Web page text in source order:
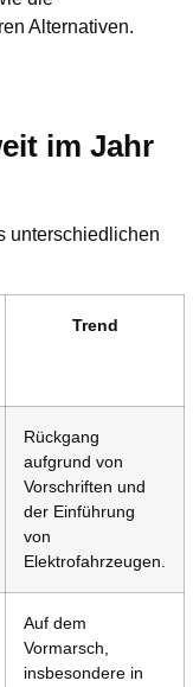
Alternativen.
im Jahr
unterschiedlichen
Trend
Rückgang
aufgrund von
Vorschriften und
der Einführung
von
Elektrofahrzeugen.
Auf dem
Vormarsch,
insbesondere in